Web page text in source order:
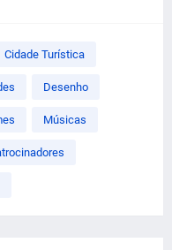
Cidade Turística
Desenho
Músicas